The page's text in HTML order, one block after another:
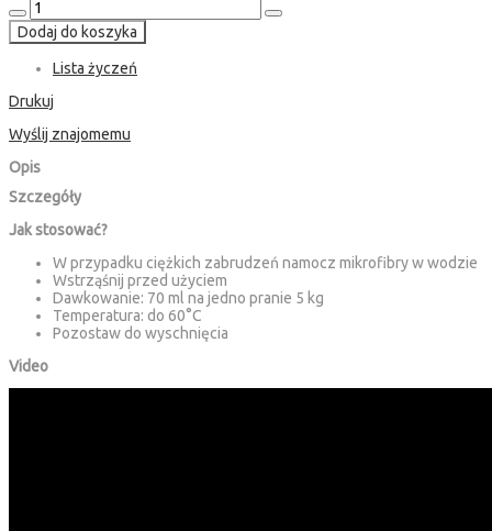
Dodaj do koszyka
Lista życzeń
Drukuj
Wyślij znajomemu
Opis
Szczegóły
Jak stosować?
W przypadku ciężkich zabrudzeń namocz mikrofibry w wodzie
Wstrząśnij przed użyciem
Dawkowanie: 70 ml na jedno pranie 5 kg
Temperatura: do 60°C
Pozostaw do wyschnięcia
Video